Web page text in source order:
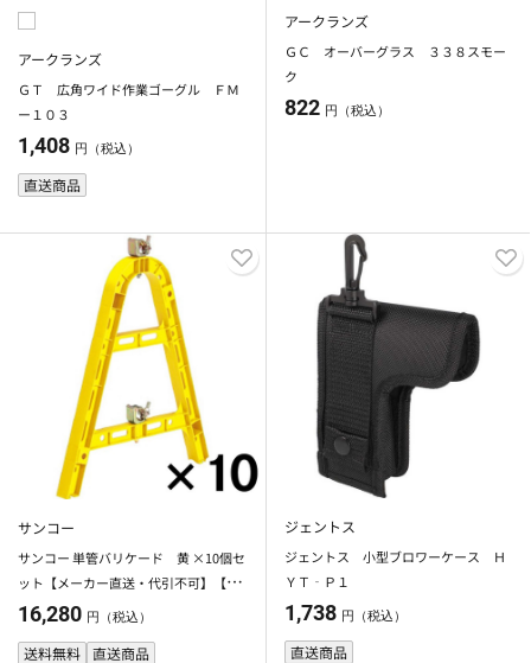
アークランズ
ＧＴ 広角ワイド作業ゴーグル ＦＭ
ー１０３
1,408 円（税込）
直送商品
アークランズ
ＧＣ オーバーグラス ３３８スモー
ク
822 円（税込）
サンコー
サンコー 単管バリケード 黄 ×10個セ
ット【メーカー直送・代引不可】【法
人限定】【日祝配送不可・時間指定不
16,280 円（税込）
送料無料 直送商品
ジェントス
ジェントス 小型ブロワーケース Ｈ
ＹＴ‐Ｐ１
1,738 円（税込）
直送商品